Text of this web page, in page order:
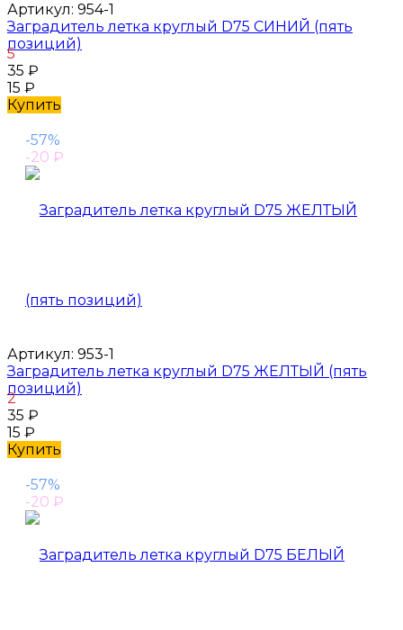
Артикул: 954-1
Заградитель летка круглый D75 СИНИЙ (пять
позиций)
5
35 ₽
15 ₽
Купить
-57%
-20 ₽
Артикул: 953-1
Заградитель летка круглый D75 ЖЕЛТЫЙ (пять
позиций)
2
35 ₽
15 ₽
Купить
-57%
-20 ₽